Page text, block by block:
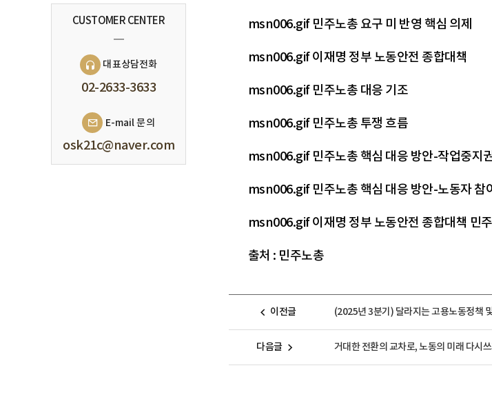
CUSTOMER CENTER
대표상담전화
02-2633-3633
E-mail 문의
osk21c@naver.com
msn006.gif 민주노총 요구 미 반영 핵심 의제
msn006.gif 이재명 정부 노동안전 종합대책
msn006.gif 민주노총 대응 기조
msn006.gif 민주노총 투쟁 흐름
msn006.gif 민주노총 핵심 대응 방안-작업중지
msn006.gif 민주노총 핵심 대응 방안-노동자 참
msn006.gif 이재명 정부 노동안전 종합대책 민
출처 : 민주노총
이전글 (2025년 3분기) 달라지는 고용노동정책
다음글 거대한 전환의 교차로, 노동의 미래 다시쓰